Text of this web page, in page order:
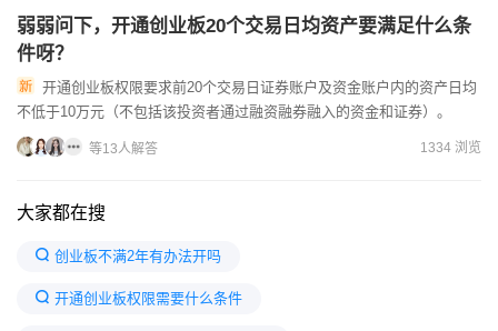
弱弱问下，开通创业板20个交易日均资产要满足什么条
件呀？
不低于10万元（不包括该投资者通过融资融券融入的资金和证券）。
等13人解答 1334 浏览
大家都在搜
创业板不满2年有办法开吗
开通创业板权限需要什么条件